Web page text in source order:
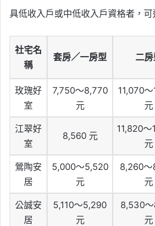
具低收入戶或中低收入戶資格者，可
社宅名
稱
套房／一房型 二房
玫瑰好
室
7,750～8,770
元
11,070
元
江翠好
室
8,560 元
11,820
元
鶯陶安
居
5,000～5,520
元
8,260
元
公誠安
居
5,110～5,290
元
8,530
元